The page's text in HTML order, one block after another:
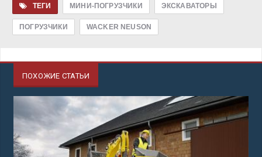
ТЕГИ МИНИ-ПОГРУЗЧИКИ ЭКСКАВАТОРЫ
ПОГРУЗЧИКИ WACKER NEUSON
ПОХОЖИЕ СТАТЬИ